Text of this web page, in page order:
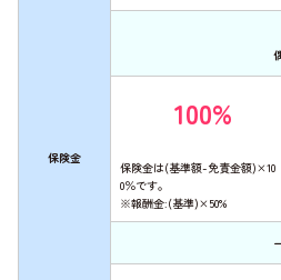
保険金
100%
保険金は(基準額-免責金額)×10
0％です。
※報酬金:(基準)×50%